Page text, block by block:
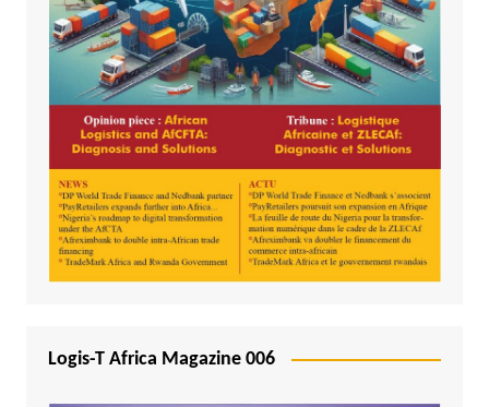
Logis-T Africa Magazine 006